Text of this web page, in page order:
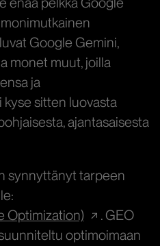
Google Gemini,
monet muut, joilla
ja
sitten luovasta
ajantasaisesta
synnyttänyt tarpeen
Optimization)
. GEO
optimoimaan